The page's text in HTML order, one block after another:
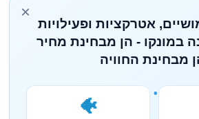
×
אטרקציות ופעילויות
במונקו - הן מבחינת מחיר
מבחינת החוויה
🐠